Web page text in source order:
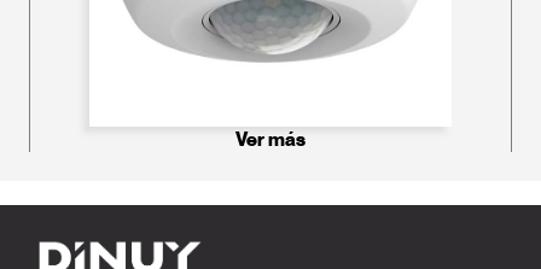
Ver más